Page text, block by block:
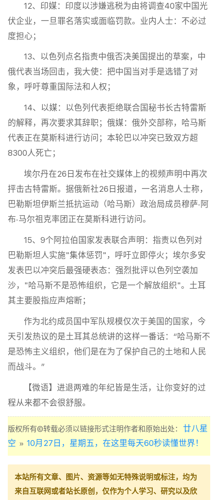
12、印媒：印度以涉嫌逃税为由将调查40家中国光
伏企业，一旦罪名落实或面临罚款。业内人士：不必过
度担心；
13、以色列点名指责中俄否决美国提出的草案，中
俄代表当场回击，我大使：把中国当对手是选错了对
象，呼吁尊重国际法和人权；
14、以媒：以色列代表拒绝联合国秘书长古特雷斯
的解释，再次要求其辞职；俄媒：俄外交部称，哈马斯
代表正在莫斯科进行访问；本轮巴以冲突已致双方超
8300人死亡；
埃尔丹在26日发布在社交媒体上的视频声明中再次
抨击古特雷斯。据俄新社26日报道，一名消息人士称，
巴勒斯坦伊斯兰抵抗运动（哈马斯）政治局成员穆萨·阿
布·马尔祖克率团正在莫斯科进行访问。
15、9个阿拉伯国家发表联合声明：指责以色列对
巴勒斯坦人实施"集体惩罚"，呼吁立即停火；埃尔多安
发表巴以冲突后最强硬表态：强烈批评以色列空袭加
沙，"哈马斯不是恐怖组织，它是一个解放组织"。土耳
其主要股指应声熔断；
作为北约成员国中军队规模仅次于美国的国家，今
天引发热议的是土耳其总统讲的这样一番话：“哈马斯不
是恐怖主义组织，他们是在为了保护自己的土地和人民
而战斗。”
【微语】进退两难的年纪皆是生活，让你变好的过
程从来都不会很舒服。
版权所有©转载必须以链接形式注明作者和原始出处：
廿八星
空 » 10月27日，星期五，在这里每天60秒读懂世界！
本站所有文章、图片、资源等如无特殊说明或标注，均为
来自互联网或者站长原创，仅作为个人学习、研究以及欣